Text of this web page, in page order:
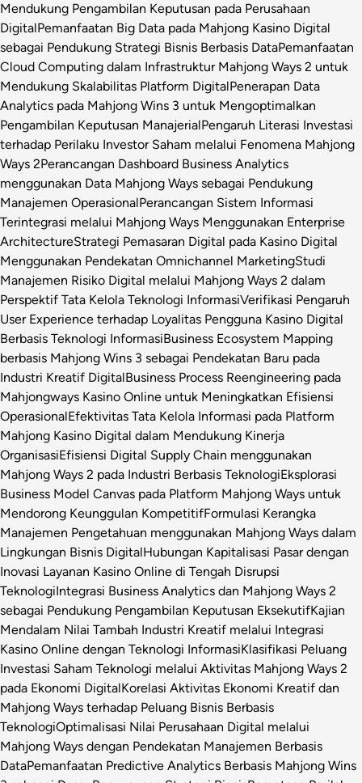
Mendukung Pengambilan Keputusan pada Perusahaan
DigitalPemanfaatan Big Data pada Mahjong Kasino Digital
sebagai Pendukung Strategi Bisnis Berbasis DataPemanfaatan
Cloud Computing dalam Infrastruktur Mahjong Ways 2 untuk
Mendukung Skalabilitas Platform DigitalPenerapan Data
Analytics pada Mahjong Wins 3 untuk Mengoptimalkan
Pengambilan Keputusan ManajerialPengaruh Literasi Investasi
terhadap Perilaku Investor Saham melalui Fenomena Mahjong
Ways 2Perancangan Dashboard Business Analytics
menggunakan Data Mahjong Ways sebagai Pendukung
Manajemen OperasionalPerancangan Sistem Informasi
Terintegrasi melalui Mahjong Ways Menggunakan Enterprise
ArchitectureStrategi Pemasaran Digital pada Kasino Digital
Menggunakan Pendekatan Omnichannel MarketingStudi
Manajemen Risiko Digital melalui Mahjong Ways 2 dalam
Perspektif Tata Kelola Teknologi InformasiVerifikasi Pengaruh
User Experience terhadap Loyalitas Pengguna Kasino Digital
Berbasis Teknologi InformasiBusiness Ecosystem Mapping
berbasis Mahjong Wins 3 sebagai Pendekatan Baru pada
Industri Kreatif DigitalBusiness Process Reengineering pada
Mahjongways Kasino Online untuk Meningkatkan Efisiensi
OperasionalEfektivitas Tata Kelola Informasi pada Platform
Mahjong Kasino Digital dalam Mendukung Kinerja
OrganisasiEfisiensi Digital Supply Chain menggunakan
Mahjong Ways 2 pada Industri Berbasis TeknologiEksplorasi
Business Model Canvas pada Platform Mahjong Ways untuk
Mendorong Keunggulan KompetitifFormulasi Kerangka
Manajemen Pengetahuan menggunakan Mahjong Ways dalam
Lingkungan Bisnis DigitalHubungan Kapitalisasi Pasar dengan
Inovasi Layanan Kasino Online di Tengah Disrupsi
TeknologiIntegrasi Business Analytics dan Mahjong Ways 2
sebagai Pendukung Pengambilan Keputusan EksekutifKajian
Mendalam Nilai Tambah Industri Kreatif melalui Integrasi
Kasino Online dengan Teknologi InformasiKlasifikasi Peluang
Investasi Saham Teknologi melalui Aktivitas Mahjong Ways 2
pada Ekonomi DigitalKorelasi Aktivitas Ekonomi Kreatif dan
Mahjong Ways terhadap Peluang Bisnis Berbasis
TeknologiOptimalisasi Nilai Perusahaan Digital melalui
Mahjong Ways dengan Pendekatan Manajemen Berbasis
DataPemanfaatan Predictive Analytics Berbasis Mahjong Wins